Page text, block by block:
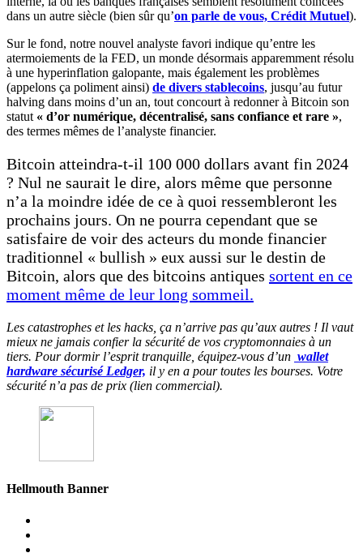
dans un autre siècle (bien sûr qu’on parle de vous, Crédit Mutuel).
Sur le fond, notre nouvel analyste favori indique qu’entre les
atermoiements de la FED, un monde désormais apparemment résolu
à une hyperinflation galopante, mais également les problèmes
(appelons ça poliment ainsi) de divers stablecoins, jusqu’au futur
halving dans moins d’un an, tout concourt à redonner à Bitcoin son
statut « d’or numérique, décentralisé, sans confiance et rare »,
des termes mêmes de l’analyste financier.
Bitcoin atteindra-t-il 100 000 dollars avant fin 2024
? Nul ne saurait le dire, alors même que personne
n’a la moindre idée de ce à quoi ressembleront les
prochains jours. On ne pourra cependant que se
satisfaire de voir des acteurs du monde financier
traditionnel « bullish » eux aussi sur le destin de
Bitcoin, alors que des bitcoins antiques sortent en ce
moment même de leur long sommeil.
Les catastrophes et les hacks, ça n’arrive pas qu’aux autres ! Il vaut
mieux ne jamais confier la sécurité de vos cryptomonnaies à un
tiers. Pour dormir l’esprit tranquille, équipez-vous d’un wallet
hardware sécurisé Ledger, il y en a pour toutes les bourses. Votre
sécurité n’a pas de prix (lien commercial).
Hellmouth Banner